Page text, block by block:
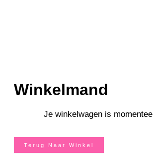
Winkelmand
Je winkelwagen is
Terug Naar Winkel